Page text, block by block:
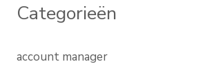
Categorieën
account manager